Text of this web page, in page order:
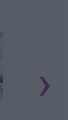
›